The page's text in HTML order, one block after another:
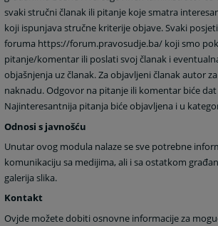
svaki stručni članak ili pitanje koje smatra
koji ispunjava stručne kriterije objave. Svaki
foruma https://forum.pravosudje.ba/ koji smo
pitanje/komentar ili poslati svoj članak i
objašnjenja uz članak. Za objavljeni članak autor
naknadu. Odgovor na pitanje ili komentar biće
Najinteresantnija pitanja biće objavljena i u
Odnosi s javnošću
Unutar ovog modula nalaze se sve potrebne
komunikaciju sa medijima, ali i sa ostatkom
galerija slika.
Kontakt
Ovjde možete dobiti osnovne informacije za